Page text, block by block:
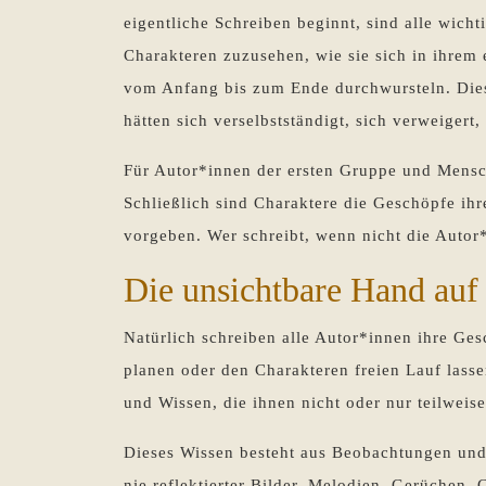
eigentliche Schreiben beginnt, sind alle
Charakteren zuzusehen, wie sie sich in
vom Anfang bis zum Ende durchwursteln.
hätten sich verselbstständigt, sich verweigert,
Für Autor*innen der ersten Gruppe und
Schließlich sind Charaktere die Geschöpfe
vorgeben. Wer schreibt, wenn nicht die
Die unsichtbare Hand
Natürlich schreiben alle Autor*innen ihre
planen oder den Charakteren freien Lauf
und Wissen, die ihnen nicht oder nur
Dieses Wissen besteht aus Beobachtungen